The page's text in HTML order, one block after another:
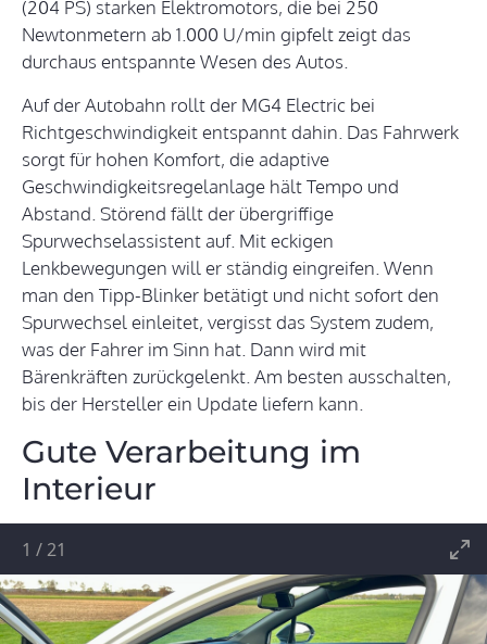
(204 PS) starken Elektromotors, die bei 250
Newtonmetern ab 1.000 U/min gipfelt zeigt das
durchaus entspannte Wesen des Autos.
Auf der Autobahn rollt der MG4 Electric bei
Richtgeschwindigkeit entspannt dahin. Das Fahrwerk
sorgt für hohen Komfort, die adaptive
Geschwindigkeitsregelanlage hält Tempo und
Abstand. Störend fällt der übergriffige
Spurwechselassistent auf. Mit eckigen
Lenkbewegungen will er ständig eingreifen. Wenn
man den Tipp-Blinker betätigt und nicht sofort den
Spurwechsel einleitet, vergisst das System zudem,
was der Fahrer im Sinn hat. Dann wird mit
Bärenkräften zurückgelenkt. Am besten ausschalten,
bis der Hersteller ein Update liefern kann.
Gute Verarbeitung im
Interieur
1 /21